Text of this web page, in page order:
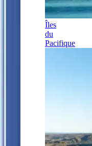
Îles
du
Pacifique